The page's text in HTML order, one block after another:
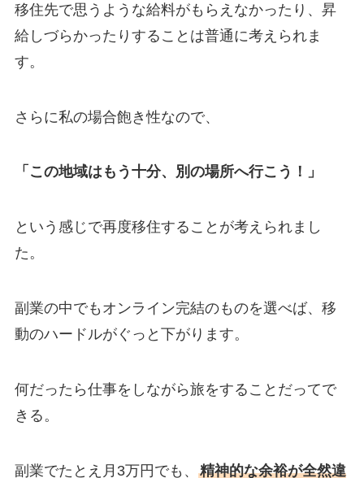
移住先で思うような給料がもらえなかったり、昇
給しづらかったりすることは普通に考えられま
す。
さらに私の場合飽き性なので、
「この地域はもう十分、別の場所へ行こう！」
という感じで再度移住することが考えられまし
た。
副業の中でもオンライン完結のものを選べば、移
動のハードルがぐっと下がります。
何だったら仕事をしながら旅をすることだってで
きる。
副業でたとえ月3万円でも、 精神的な余裕が全然違